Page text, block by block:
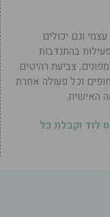
וגם יכולים
בהתנדבות
צביעת רהיטים
חופים וכל פעולה אחרת
האישית.
לוד וקבלת כל